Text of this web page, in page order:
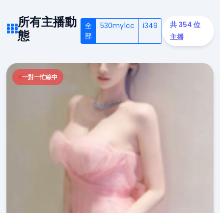
所有主播動
態
全
部
530my1cc i349
共 354 位
主播
一對一忙線中